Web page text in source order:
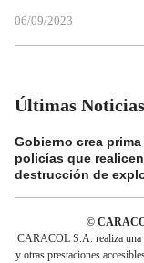
06/09/2023
Últimas Noticias
Gobierno crea
policías que
destrucción de
©
CARACOL S.A. realiza una
y otras prestaciones